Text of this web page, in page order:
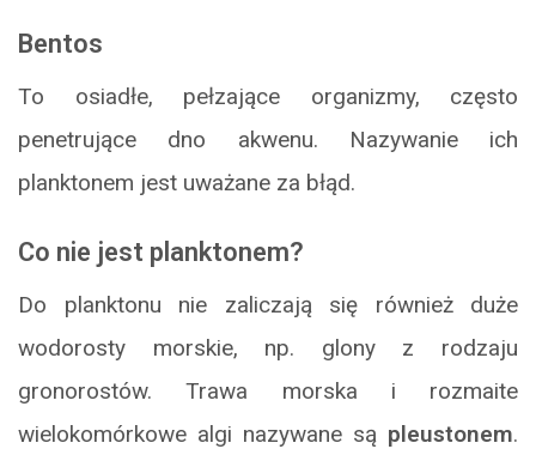
Bentos
To osiadłe, pełzające organizmy, często
penetrujące dno akwenu. Nazywanie ich
planktonem jest uważane za błąd.
Co nie jest planktonem?
Do planktonu nie zaliczają się również duże
wodorosty morskie, np. glony z rodzaju
gronorostów. Trawa morska i rozmaite
wielokomórkowe algi nazywane są pleustonem.